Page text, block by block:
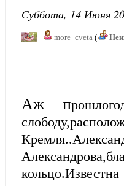
Суббота, 14 Июня
more_cveta (
Аж п